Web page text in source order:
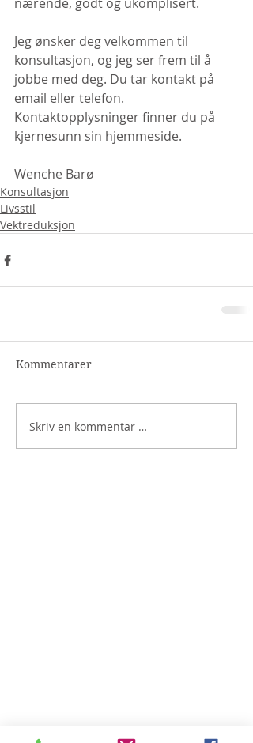
Jeg ønsker deg velkommen til
konsultasjon, og jeg ser frem til å
jobbe med deg. Du tar kontakt på
email eller telefon.
Kontaktopplysninger finner du på
kjernesunn sin hjemmeside.
Wenche Barø
Konsultasjon
Livsstil
Vektreduksjon
Kommentarer
Skriv en kommentar …